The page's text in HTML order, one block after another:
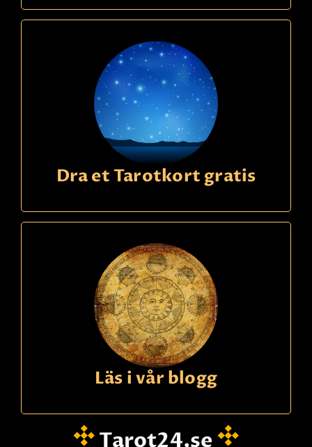
Dra et Tarotkort gratis
Läs i vår blogg
Tarot24.se